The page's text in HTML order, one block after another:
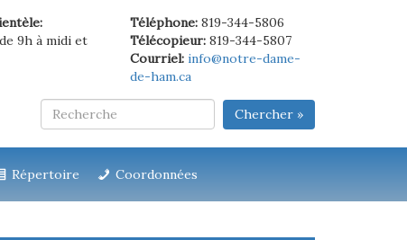
9h à midi et
Téléphone:819-344-5806
Télécopieur:819-344-5807
Courriel: info@notre-dame-
de-ham.ca
Chercher »
Répertoire Coordonnées